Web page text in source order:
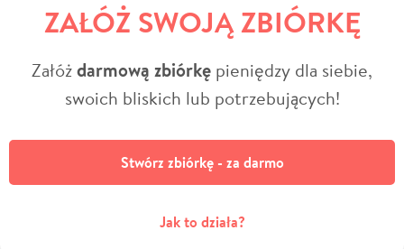
ZAŁÓŻ SWOJĄ ZBIÓRKĘ
Załóżdarmową zbiórkę pieniędzy dla siebie,
swoich bliskich lub potrzebujących!
Stwórz zbiórkę - za darmo
Jak to działa?